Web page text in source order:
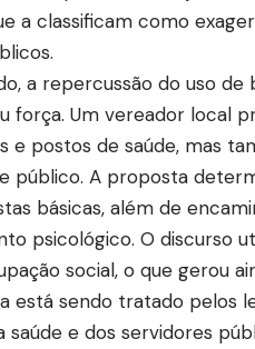
a classificam como
a repercussão do uso
força. Um vereador local
e postos de saúde, mas
público. A proposta
básicas, além de
psicológico. O discurso
social, o que gerou
está sendo tratado pelos
saúde e dos servidores